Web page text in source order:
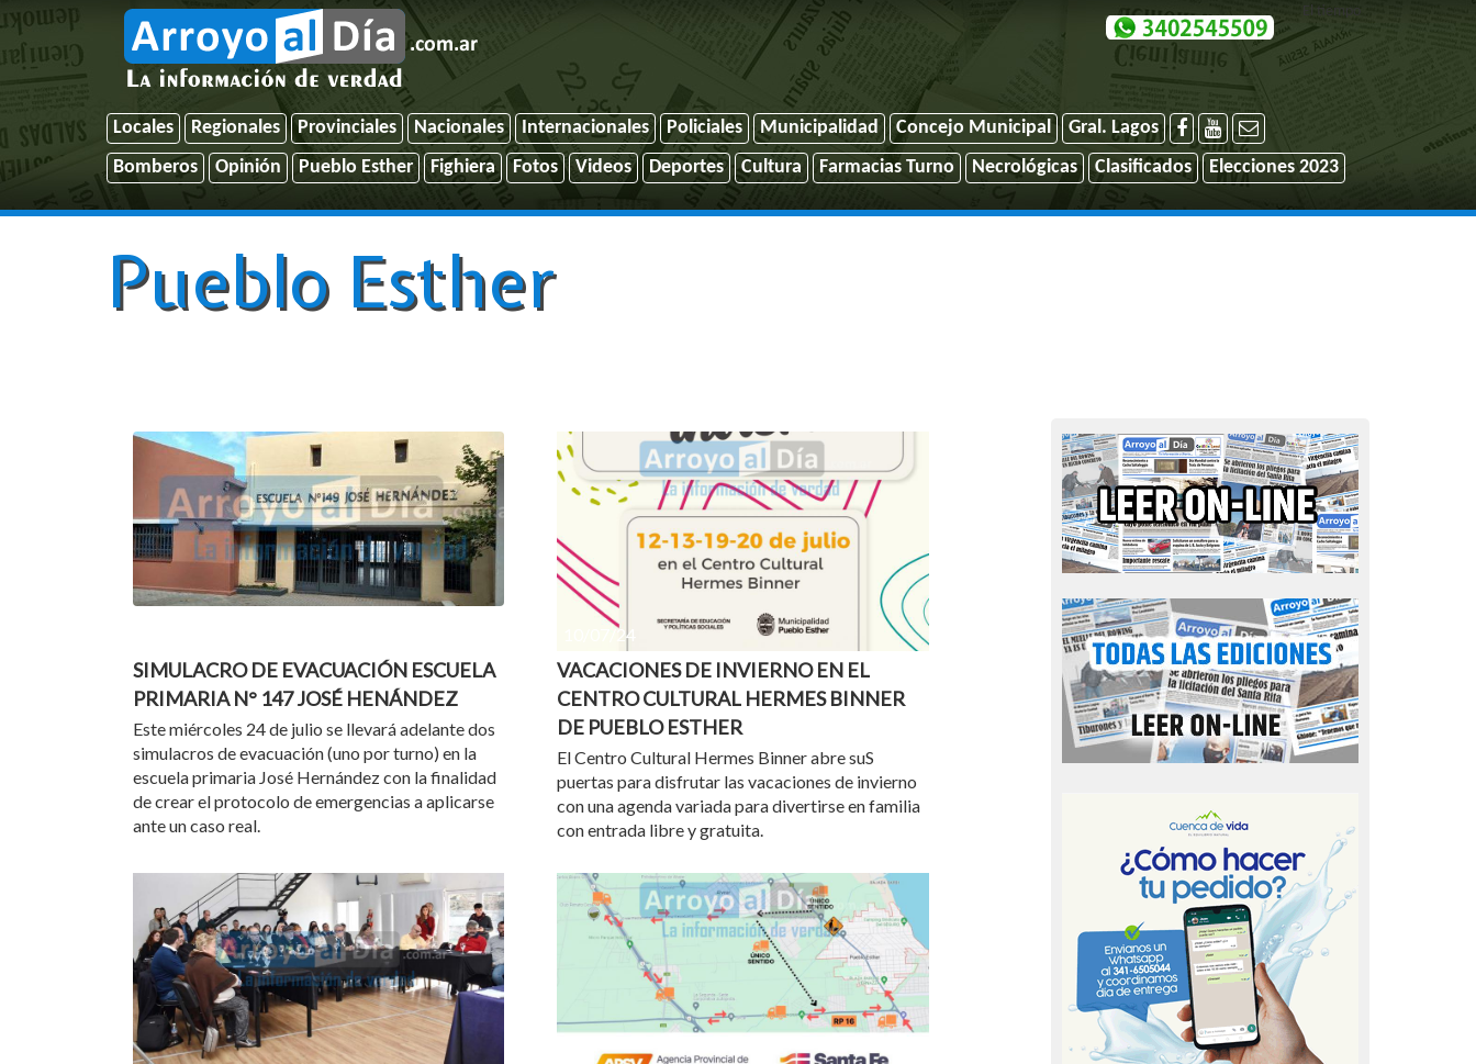
El tiempo
Locales Regionales Provinciales Nacionales Internacionales Policiales Municipalidad Concejo Municipal
Gral. Lagos
Bomberos
Opinión Pueblo Esther Fighiera Fotos Videos Deportes Cultura Farmacias Turno Necrológicas Clasificados Elecciones 2023
Pueblo Esther
SIMULACRO DE EVACUACIÓN ESCUELA
PRIMARIA N° 147 JOSÉ HENÁNDEZ
Este miércoles 24 de julio se llevará adelante dos
simulacros de evacuación (uno por turno) en la
escuela primaria José Hernández con la finalidad
de crear el protocolo de emergencias a aplicarse
ante un caso real.
10/07/24
VACACIONES DE INVIERNO EN EL
CENTRO CULTURAL HERMES BINNER
DE PUEBLO ESTHER
El Centro Cultural Hermes Binner abre suS
puertas para disfrutar las vacaciones de invierno
con una agenda variada para divertirse en familia
con entrada libre y gratuita.